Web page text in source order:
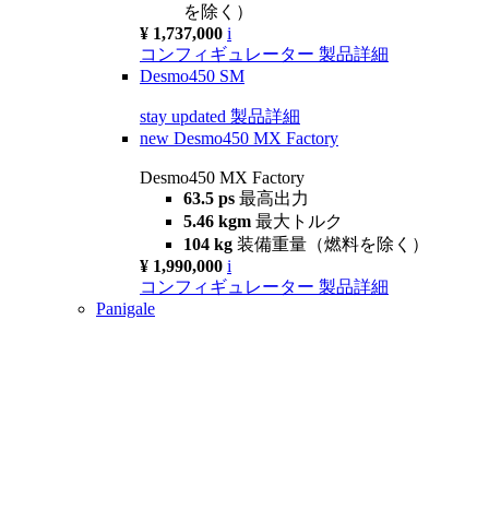
を除く）
¥ 1,737,000 i
コンフィギュレーター 製品詳細
Desmo450 SM
stay updated 製品詳細
new Desmo450 MX Factory
Desmo450 MX Factory
63.5 ps 最高出力
5.46 kgm 最大トルク
104 kg 装備重量（燃料を除く）
¥ 1,990,000 i
コンフィギュレーター 製品詳細
Panigale